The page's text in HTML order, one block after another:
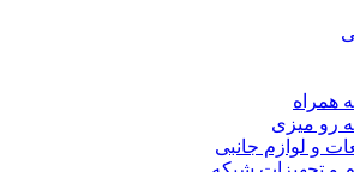
همراه
رو میزی
و لوازم جانبی